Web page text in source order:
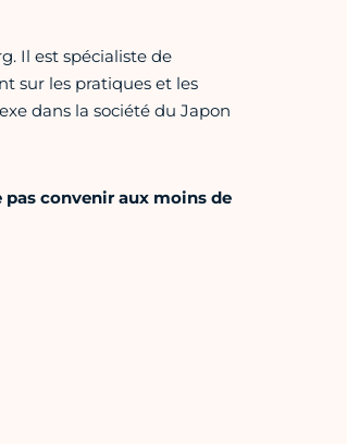
Il est spécialiste de
sur les pratiques et les
dans la société du Japon
convenir aux moins de